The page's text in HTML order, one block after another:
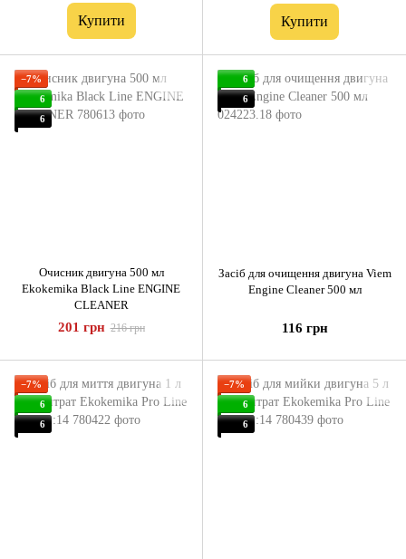
Купити Купити
−7%
6
6
Очисник двигуна 500 мл
Ekokemika Black Line ENGINE
CLEANER
201 грн 216 грн
6
6
Засіб для очищення двигуна Viem
Engine Cleaner 500 мл
116 грн
−7%
6
6
−7%
6
6